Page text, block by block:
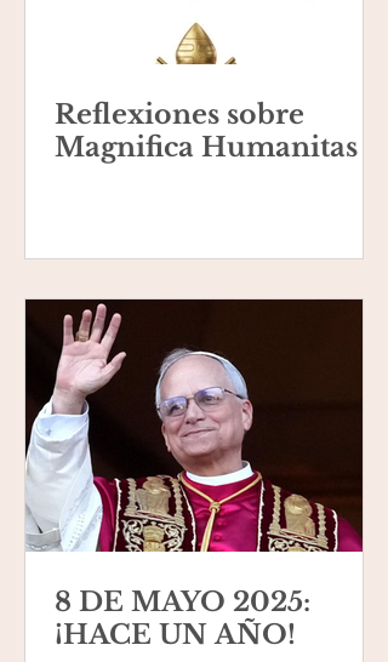
Reflexiones sobre
Magnifica Humanitas
8 DE MAYO 2025:
¡HACE UN AÑO!